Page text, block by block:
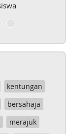
kentungan
bersahaja
merajuk